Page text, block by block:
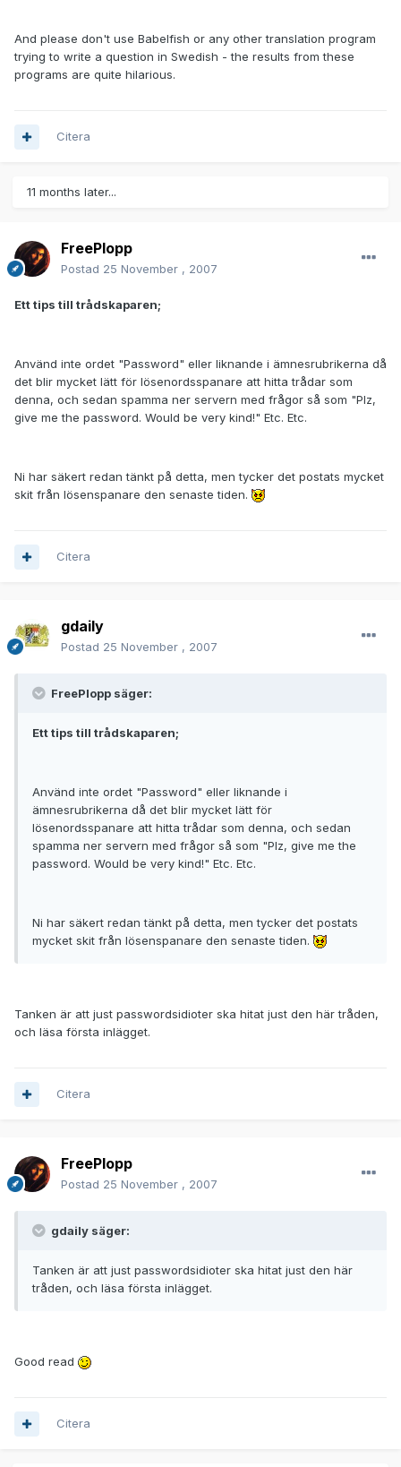
And please don't use Babelfish or any other translation program
trying to write a question in Swedish - the results from these
programs are quite hilarious.
Citera
11 months later...
FreePlopp
Postad 25 November , 2007
Ett tips till trådskaparen;
Använd inte ordet "Password" eller liknande i ämnesrubrikerna då
det blir mycket lätt för lösenordsspanare att hitta trådar som
denna, och sedan spamma ner servern med frågor så som "Plz,
give me the password. Would be very kind!" Etc. Etc.
Ni har säkert redan tänkt på detta, men tycker det postats mycket
skit från lösenspanare den senaste tiden.
Citera
gdaily
Postad 25 November , 2007
FreePlopp säger:
Ett tips till trådskaparen;
Använd inte ordet "Password" eller liknande i
ämnesrubrikerna då det blir mycket lätt för
lösenordsspanare att hitta trådar som denna, och sedan
spamma ner servern med frågor så som "Plz, give me the
password. Would be very kind!" Etc. Etc.
Ni har säkert redan tänkt på detta, men tycker det postats
mycket skit från lösenspanare den senaste tiden.
Tanken är att just passwordsidioter ska hitat just den här tråden,
och läsa första inlägget.
Citera
FreePlopp
Postad 25 November , 2007
gdaily säger:
Tanken är att just passwordsidioter ska hitat just den här
tråden, och läsa första inlägget.
Good read
Citera